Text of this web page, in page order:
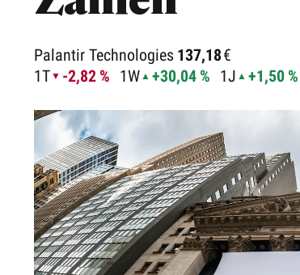
Palantir Technologies 137,18€
1T
-2,82 % 1W +30,04 % 1J +1,50 %